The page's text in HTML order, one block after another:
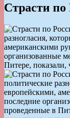
Страсти по
разногласия,
американскими
организованные
Питере, показали,
политические
европейскими,
последние
проведенные в